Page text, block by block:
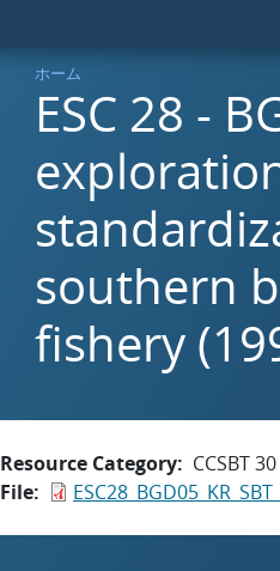
ホーム
ESC 28 -
southern
fishery
Resource Category
CCSBT
File